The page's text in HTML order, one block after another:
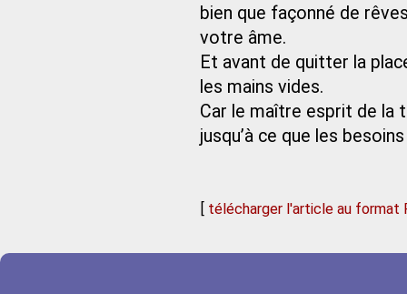
bien que façonné de
votre âme.
Et avant de quitter la
les mains vides.
Car le maître esprit de la
jusqu’à ce que les
[ télécharger l'article au format